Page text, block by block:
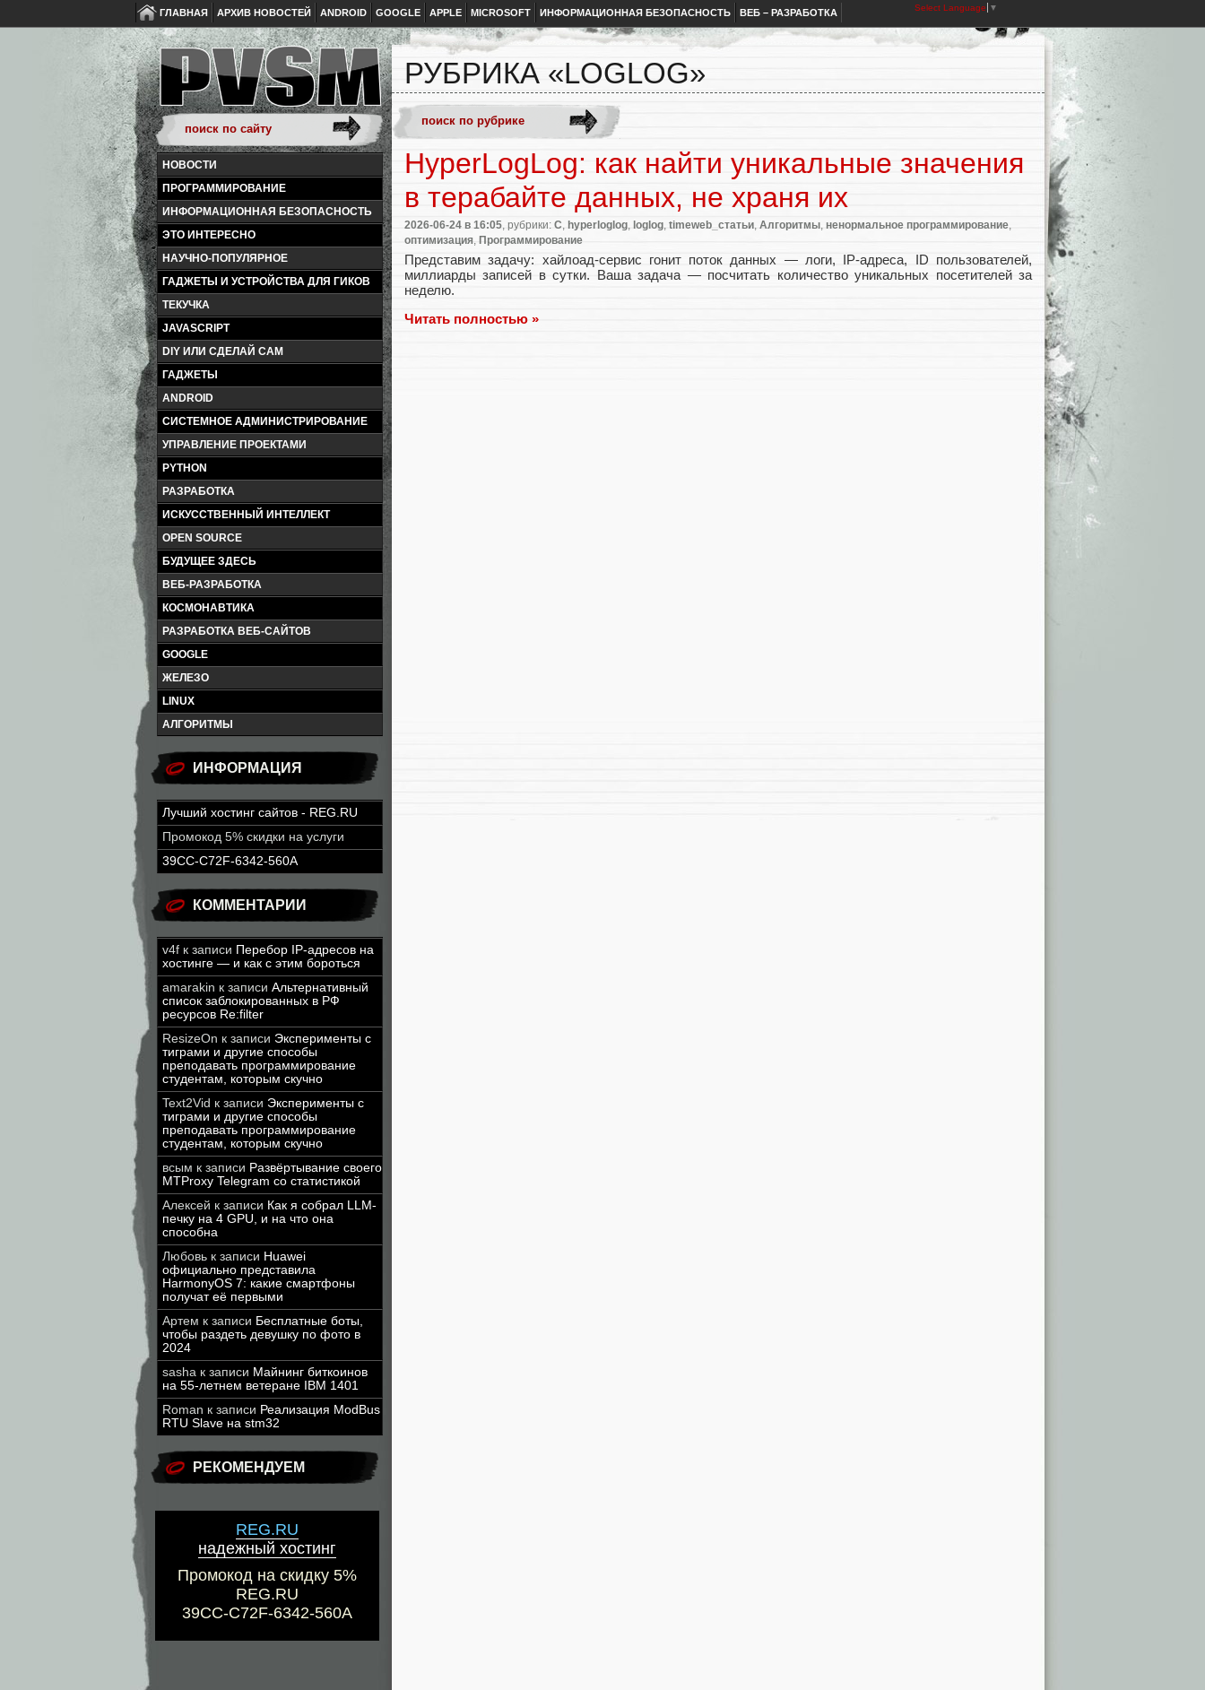
ГЛАВНАЯ АРХИВ НОВОСТЕЙ ANDROID GOOGLE APPLE MICROSOFT ИНФОРМАЦИОННАЯ БЕЗОПАСНОСТЬ ВЕБ – РАЗРАБОТКА Select Language ▼
НОВОСТИ
ПРОГРАММИРОВАНИЕ
ИНФОРМАЦИОННАЯ БЕЗОПАСНОСТЬ
ЭТО ИНТЕРЕСНО
НАУЧНО-ПОПУЛЯРНОЕ
ГАДЖЕТЫ И УСТРОЙСТВА ДЛЯ ГИКОВ
ТЕКУЧКА
JAVASCRIPT
DIY ИЛИ СДЕЛАЙ САМ
ГАДЖЕТЫ
ANDROID
СИСТЕМНОЕ АДМИНИСТРИРОВАНИЕ
УПРАВЛЕНИЕ ПРОЕКТАМИ
PYTHON
РАЗРАБОТКА
ИСКУССТВЕННЫЙ ИНТЕЛЛЕКТ
OPEN SOURCE
БУДУЩЕЕ ЗДЕСЬ
ВЕБ-РАЗРАБОТКА
КОСМОНАВТИКА
РАЗРАБОТКА ВЕБ-САЙТОВ
GOOGLE
ЖЕЛЕЗО
LINUX
АЛГОРИТМЫ
ИНФОРМАЦИЯ
Лучший хостинг сайтов - REG.RU
Промокод 5% скидки на услуги
39CC-C72F-6342-560A
КОММЕНТАРИИ
v4f к записи Перебор IP-адресов на
хостинге — и как с этим бороться
amarakin к записи Альтернативный
список заблокированных в РФ
ресурсов Re:filter
ResizeOn к записи Эксперименты с
тиграми и другие способы
преподавать программирование
студентам, которым скучно
Text2Vid к записи Эксперименты с
тиграми и другие способы
преподавать программирование
студентам, которым скучно
всым к записи Развёртывание своего
MTProxy Telegram со статистикой
Алексей к записи Как я собрал LLM-
печку на 4 GPU, и на что она
способна
Любовь к записи Huawei
официально представила
HarmonyOS 7: какие смартфоны
получат её первыми
Артем к записи Бесплатные боты,
чтобы раздеть девушку по фото в
2024
sasha к записи Майнинг биткоинов
на 55-летнем ветеране IBM 1401
Roman к записи Реализация ModBus
RTU Slave на stm32
РЕКОМЕНДУЕМ
REG.RU
надежный хостинг
Промокод на скидку 5%
REG.RU
39CC-C72F-6342-560A
РУБРИКА «LOGLOG»
HyperLogLog: как найти уникальные значения
в терабайте данных, не храня их
2026-06-24 в 16:05 , рубрики: C hyperloglog loglog timeweb_статьи Алгоритмы ненормальное программирование
оптимизация Программирование
Представим задачу: хайлоад-сервис гонит поток данных — логи, IP-адреса, ID пользователей,
миллиарды записей в сутки. Ваша задача — посчитать количество уникальных посетителей за
неделю.
Читать полностью »